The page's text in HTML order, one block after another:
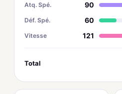
Atq. Spé. 90
Déf. Spé. 60
Vitesse 121
Total